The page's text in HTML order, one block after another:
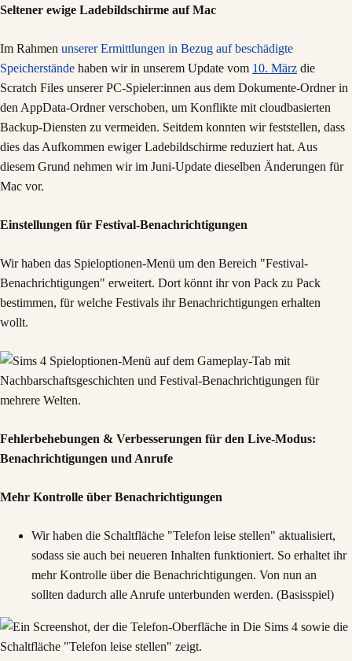
Seltener ewige Ladebildschirme auf Mac
Im Rahmen unserer Ermittlungen in Bezug auf beschädigte
Speicherstände haben wir in unserem Update vom 10. März die
Scratch Files unserer PC-Spieler:innen aus dem Dokumente-Ordner in
den AppData-Ordner verschoben, um Konflikte mit cloudbasierten
Backup-Diensten zu vermeiden. Seitdem konnten wir feststellen, dass
dies das Aufkommen ewiger Ladebildschirme reduziert hat. Aus
diesem Grund nehmen wir im Juni-Update dieselben Änderungen für
Mac vor.
Einstellungen für Festival-Benachrichtigungen
Wir haben das Spieloptionen-Menü um den Bereich "Festival-
Benachrichtigungen" erweitert. Dort könnt ihr von Pack zu Pack
bestimmen, für welche Festivals ihr Benachrichtigungen erhalten
wollt.
Fehlerbehebungen & Verbesserungen für den Live-Modus:
Benachrichtigungen und Anrufe
Mehr Kontrolle über Benachrichtigungen
Wir haben die Schaltfläche "Telefon leise stellen" aktualisiert,
sodass sie auch bei neueren Inhalten funktioniert. So erhaltet ihr
mehr Kontrolle über die Benachrichtigungen. Von nun an
sollten dadurch alle Anrufe unterbunden werden. (Basisspiel)